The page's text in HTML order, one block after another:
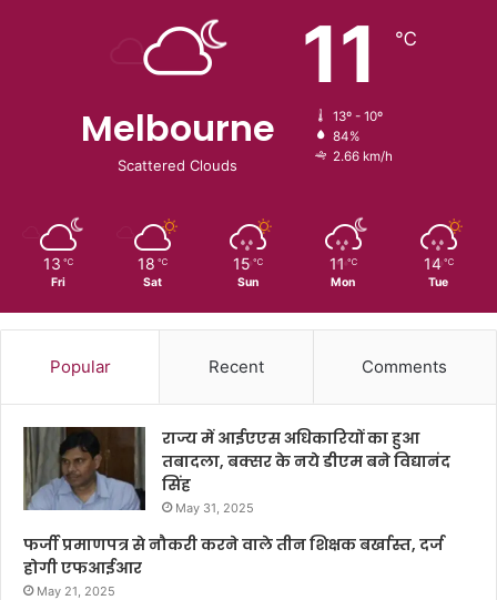
Melbourne
Scattered Clouds
11 ℃
13º - 10º
84%
2.66 km/h
13 ℃
Fri
18 ℃
Sat
15 ℃
Sun
11 ℃
Mon
14 ℃
Tue
Popular Recent Comments
राज्य में आईएएस अधिकारियों का हुआ
तबादला, बक्सर के नये डीएम बने विद्यानंद
सिंह
May 31, 2025
फर्जी प्रमाणपत्र से नौकरी करने वाले तीन शिक्षक बर्खास्त, दर्ज
होगी एफआईआर
May 21, 2025